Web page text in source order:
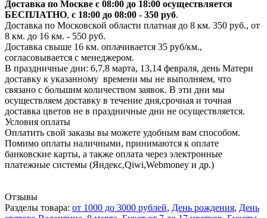
Доставка по Москве с 08:00 до 18:00 осуществляется
БЕСПЛАТНО, с 18:00 до 08:00 - 350 руб.
Доставка по Московской области платная до 8 км. 350 руб., от
8 км. до 16 км. - 550 руб.
Доставка свыше 16 км. оплачивается 35 руб/км.,
согласовывается с менеджером.
В праздничные дни: 6,7,8 марта, 13,14 февраля, день Матери
доставку к указанному времени мы не выполняем, что
связано с большим количеством заявок. В эти дни мы
осуществляем доставку в течение дня,срочная и точная
доставка цветов не в праздничные дни не осуществляется.
Условия оплаты
Оплатить свой заказы вы можете удобным вам способом.
Помимо оплаты наличными, принимаются к оплате
банковские карты, а также оплата через электронные
платежные системы (Яндекс,Qiwi,Webmoney и др.)
Отзывы
Разделы товара: от 1000 до 3000 рублей, День рождения, День